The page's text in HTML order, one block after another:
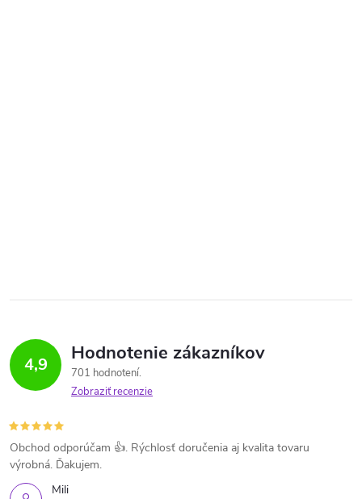
4,9 Hodnotenie zákazníkov
701 hodnotení
Zobraziť recenzie
Mili
Obchod odporúčam 👍. Rýchlosť doručenia aj kvalita tovaru
výrobná. Ďakujem.